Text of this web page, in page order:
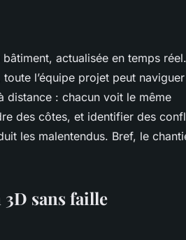
actualisée en temps
l’équipe projet peut
distance : chacun voit le même
des côtes, et identifier des
les malentendus. Bref, le
sans faille